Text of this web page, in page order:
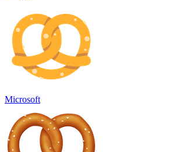
Microsoft